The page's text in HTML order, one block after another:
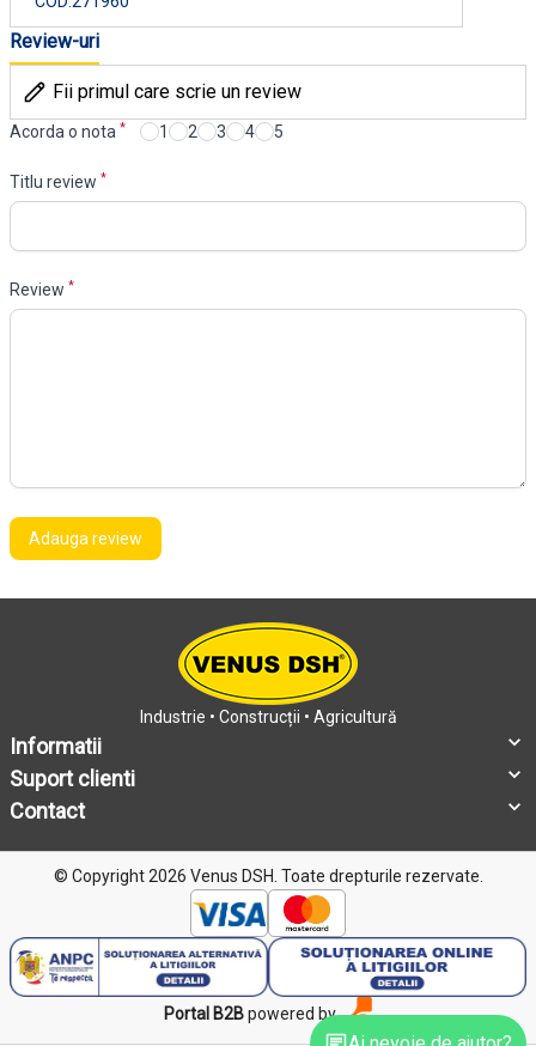
Review-uri
Fii primul care scrie un review
Acorda o nota * 1 2 3 4 5
Titlu review *
Review *
Adauga review
Industrie • Construcții • Agricultură
Informatii
Suport clienti
Contact
© Copyright 2026 Venus DSH. Toate drepturile rezervate.
Portal B2Bpowered by